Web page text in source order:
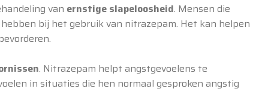
van ernstige slapeloosheid. Mensen die
bij het gebruik van nitrazepam. Het kan helpen
. Nitrazepam helpt angstgevoelens te
in situaties die hen normaal gesproken angstig